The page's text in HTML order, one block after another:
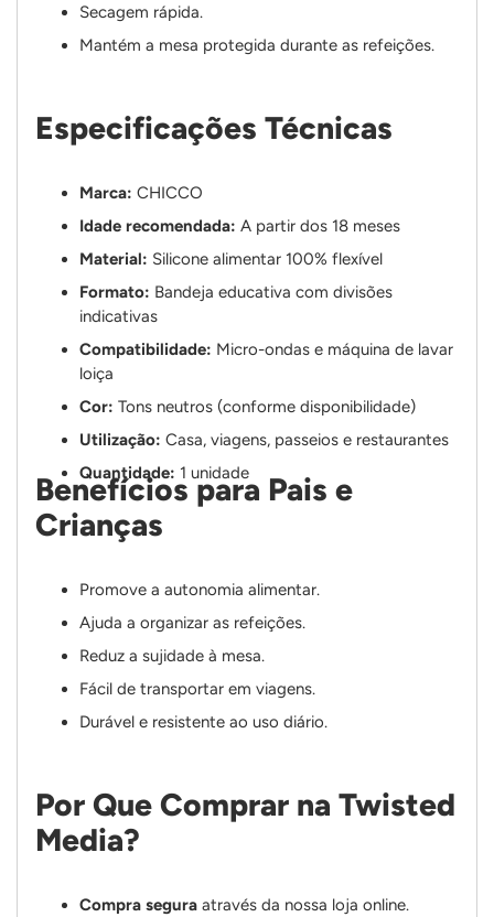
Secagem rápida.
Mantém a mesa protegida durante as refeições.
Especificações Técnicas
Marca: CHICCO
Idade recomendada: A partir dos 18 meses
Material: Silicone alimentar 100% flexível
Formato: Bandeja educativa com divisões
indicativas
Compatibilidade: Micro-ondas e máquina de lavar
loiça
Cor: Tons neutros (conforme disponibilidade)
Utilização: Casa, viagens, passeios e restaurantes
Quantidade: 1 unidade
Benefícios para Pais e
Crianças
Promove a autonomia alimentar.
Ajuda a organizar as refeições.
Reduz a sujidade à mesa.
Fácil de transportar em viagens.
Durável e resistente ao uso diário.
Por Que Comprar na Twisted
Media?
Compra segura através da nossa loja online.